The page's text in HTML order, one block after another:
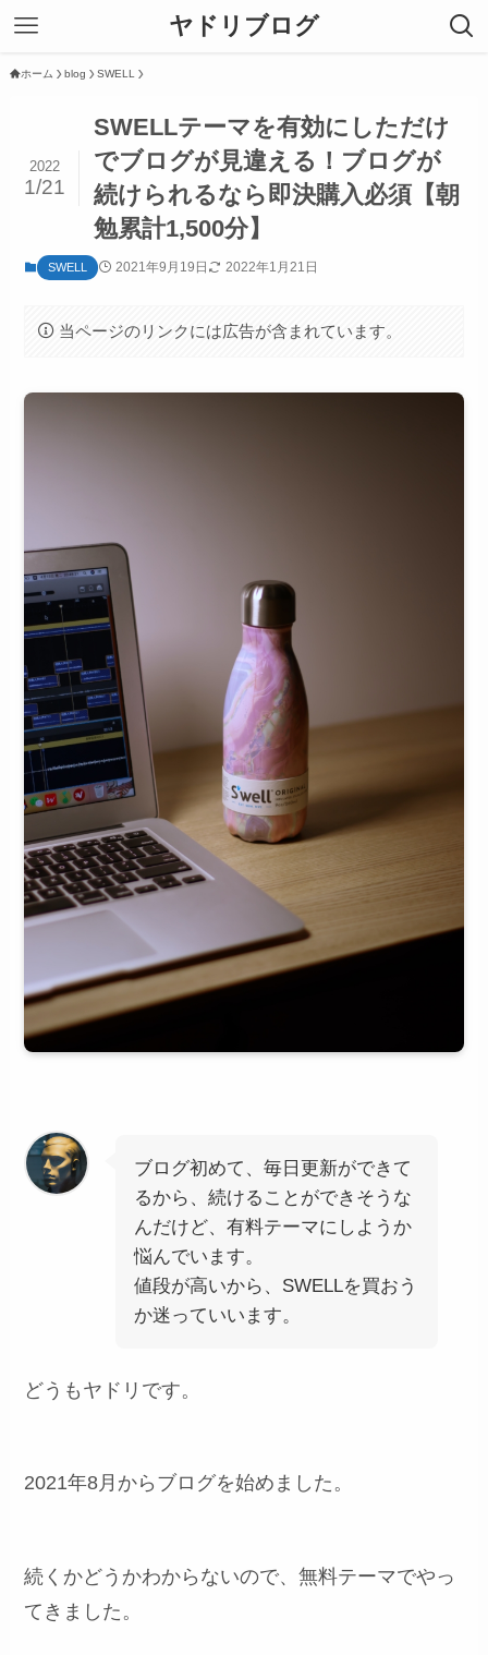
ヤドリブログ
ホーム blog SWELL
SWELLテーマを有効にしただけ
でブログが見違える！ブログが
続けられるなら即決購入必須【朝
勉累計1,500分】
2022
1/21
SWELL 2021年9月19日 2022年1月21日
当ページのリンクには広告が含まれています。
ブログ初めて、毎日更新ができて
るから、続けることができそうな
んだけど、有料テーマにしようか
悩んでいます。
値段が高いから、SWELLを買おう
か迷っていいます。
どうもヤドリです。
2021年8月からブログを始めました。
続くかどうかわからないので、無料テーマでやっ
てきました。